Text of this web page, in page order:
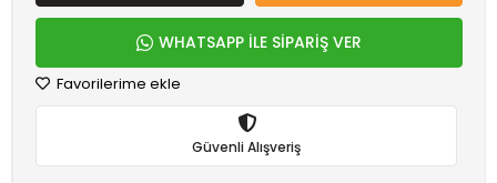
WHATSAPP İLE SİPARİŞ VER
Favorilerime ekle
Güvenli Alışveriş